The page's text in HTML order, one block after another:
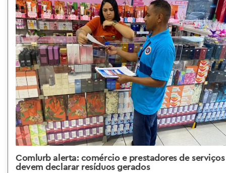
Comlurb alerta: comércio e prestadores de serviços
devem declarar resíduos gerados